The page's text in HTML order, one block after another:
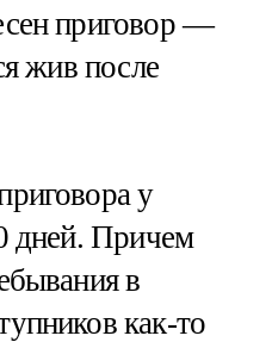
приговор —
жив после
у
дней. Причем
в
как-то